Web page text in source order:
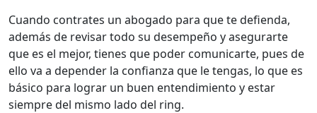
Cuando contrates un abogado para que te defienda,
además de revisar todo su desempeño y asegurarte
que es el mejor, tienes que poder comunicarte, pues de
ello va a depender la confianza que le tengas, lo que es
básico para lograr un buen entendimiento y estar
siempre del mismo lado del ring.